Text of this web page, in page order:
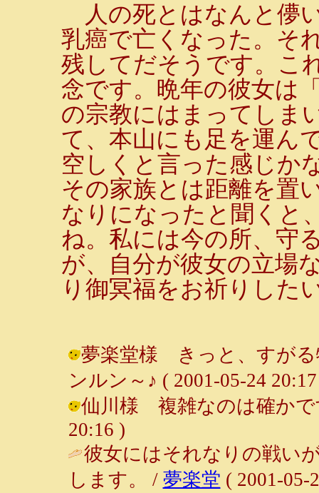
人の死とはなんと儚
乳癌で亡くなった。そ
残してだそうです。こ
念です。晩年の彼女は
の宗教にはまってしま
て、本山にも足を運ん
空しくと言った感じか
その家族とは距離を置
なりになったと聞くと
ね。私には今の所、守
が、自分が彼女の立場
り御冥福をお祈りした
夢楽堂様 きっと、すがる
ンルン～♪ ( 2001-05-24
仙川様 複雑なのは確かで
20:16 )
彼女にはそれなりの戦い
します。 / 夢楽堂 ( 2001-05-